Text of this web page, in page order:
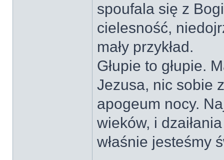
spoufala się z
cielesność,
mały przykład.
Głupie to głupie.
Jezusa, nic sobie
apogeum nocy.
wieków, i
właśnie jesteśmy